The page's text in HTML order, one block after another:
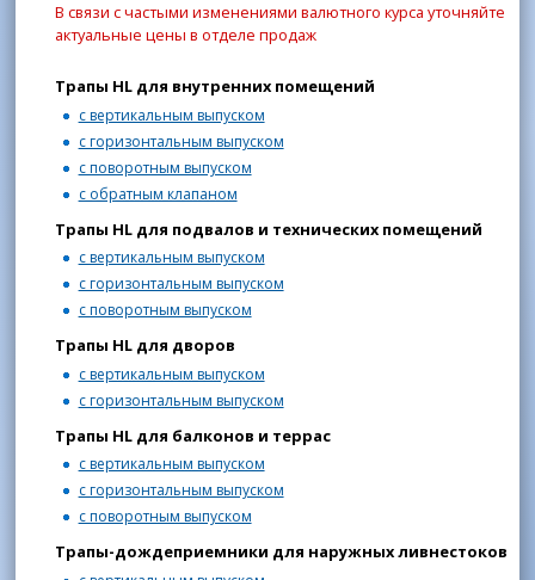
В связи с частыми изменениями валютного курса уточняйте
актуальные цены в отделе продаж
Трапы HL для внутренних помещений
с вертикальным выпуском
с горизонтальным выпуском
с поворотным выпуском
с обратным клапаном
Трапы HL для подвалов и технических помещений
с вертикальным выпуском
с горизонтальным выпуском
с поворотным выпуском
Трапы HL для дворов
с вертикальным выпуском
с горизонтальным выпуском
Трапы HL для балконов и террас
с вертикальным выпуском
с горизонтальным выпуском
с поворотным выпуском
Трапы-дождеприемники для наружных ливнестоков